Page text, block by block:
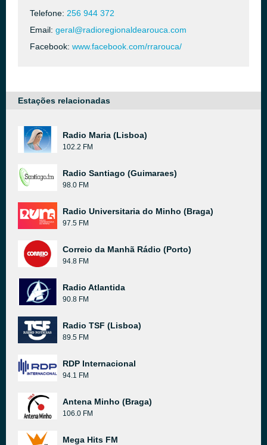
Telefone: 256 944 372
Email: geral@radioregionaldearouca.com
Facebook: www.facebook.com/rrarouca/
Estações relacionadas
Radio Maria (Lisboa)
102.2 FM
Radio Santiago (Guimaraes)
98.0 FM
Radio Universitaria do Minho (Braga)
97.5 FM
Correio da Manhã Rádio (Porto)
94.8 FM
Radio Atlantida
90.8 FM
Radio TSF (Lisboa)
89.5 FM
RDP Internacional
94.1 FM
Antena Minho (Braga)
106.0 FM
Mega Hits FM